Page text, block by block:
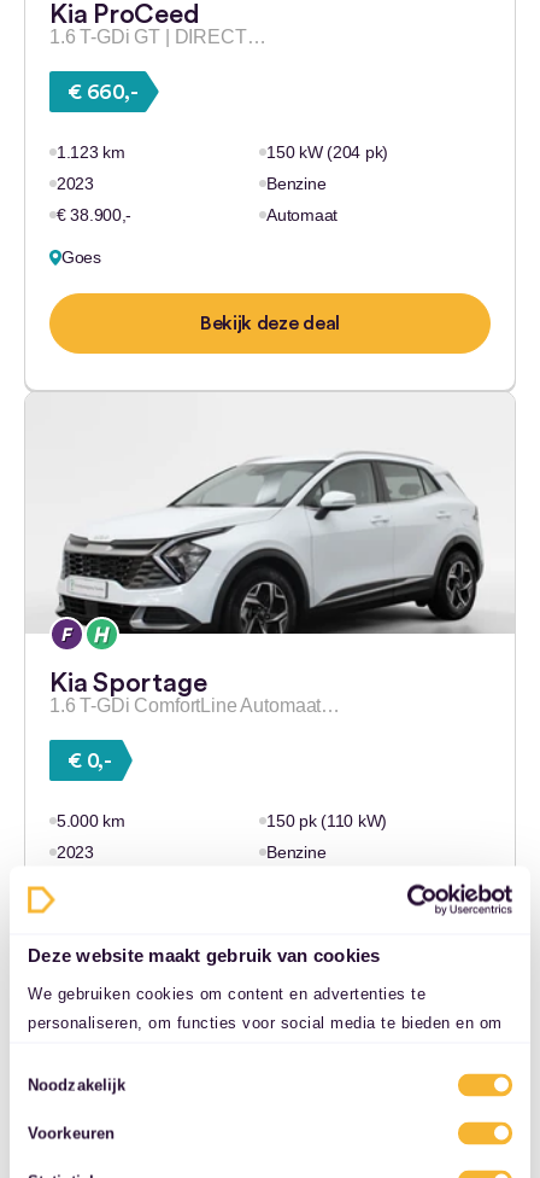
Deze website maakt gebruik van cookies
We gebruiken cookies om content en advertenties te
personaliseren, om functies voor social media te bieden en om
uw gebruik van onze site met onze partners voor social media,
combineren met andere informatie die u aan ze heeft verstrekt
of die ze hebben verzameld op basis van uw gebruik van hun
Toestemmingsselectie
Noodzakelijk
Voorkeuren
Kia ProCeed
1.6 T-GDi GT | DIRECT…
€ 660,-
1.123 km
150 kW (204 pk)
2023
Benzine
€ 38.900,-
Automaat
Goes
Bekijk deze deal
Kia Sportage
1.6 T-GDi ComfortLine Automaat…
€ 0,-
5.000 km
150 pk (110 kW)
2023
Benzine
Bekijk deze deal